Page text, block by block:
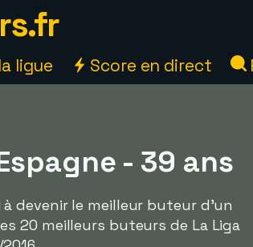
ligue Score en direct
- 39 ans
à devenir le meilleur buteur d'un
20 meilleurs buteurs de La Liga